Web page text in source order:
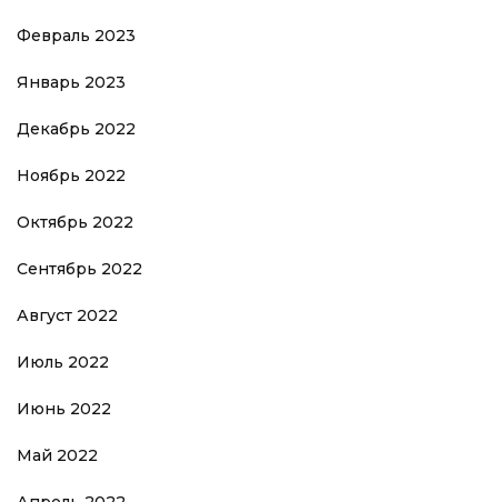
Февраль 2023
Январь 2023
Декабрь 2022
Ноябрь 2022
Октябрь 2022
Сентябрь 2022
Август 2022
Июль 2022
Июнь 2022
Май 2022